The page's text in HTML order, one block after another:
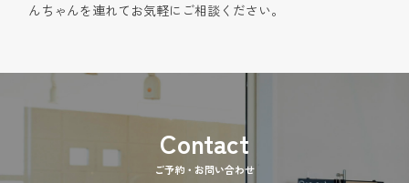
んちゃんを連れてお気軽にご相談ください。
ご予約・お問い合わせ